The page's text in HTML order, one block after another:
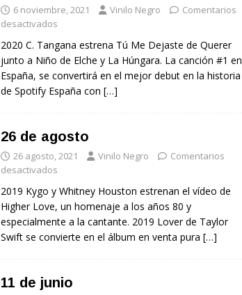
6 noviembre, 2021 Vinilo Negro
Comentarios
desactivados
2020 C. Tangana estrena Tú Me Dejaste de Querer
junto a Niño de Elche y La Húngara. La canción #1 en
España, se convertirá en el mejor debut en la historia
de Spotify España con […]
26 de agosto
26 agosto, 2021 Vinilo Negro
Comentarios
desactivados
2019 Kygo y Whitney Houston estrenan el vídeo de
Higher Love, un homenaje a los años 80 y
especialmente a la cantante. 2019 Lover de Taylor
Swift se convierte en el álbum en venta pura […]
11 de junio